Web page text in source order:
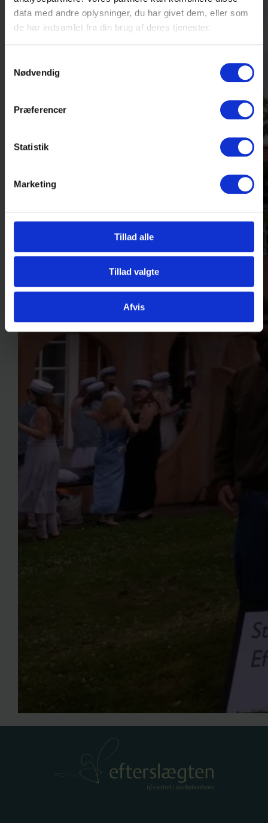
data med andre oplysninger, du har givet dem, eller som
de har indsamlet fra din brug af deres tjenester.
Nødvendig
Præferencer
Statistik
Marketing
Tillad alle
Tillad valgte
Afvis